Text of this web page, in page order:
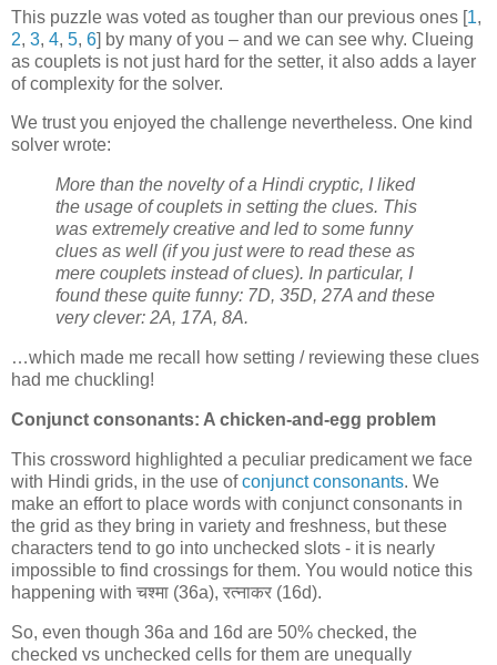
This puzzle was voted as tougher than our previous ones [1,
2, 3, 4, 5, 6] by many of you – and we can see why. Clueing
as couplets is not just hard for the setter, it also adds a layer
of complexity for the solver.
We trust you enjoyed the challenge nevertheless. One kind
solver wrote:
More than the novelty of a Hindi cryptic, I liked
the usage of couplets in setting the clues. This
was extremely creative and led to some funny
clues as well (if you just were to read these as
mere couplets instead of clues). In particular, I
found these quite funny: 7D, 35D, 27A and these
very clever: 2A, 17A, 8A.
…which made me recall how setting / reviewing these clues
had me chuckling!
Conjunct consonants: A chicken-and-egg problem
This crossword highlighted a peculiar predicament we face
with Hindi grids, in the use ofconjunct consonants. We
make an effort to place words with conjunct consonants in
the grid as they bring in variety and freshness, but these
characters tend to go into unchecked slots - it is nearly
impossible to find crossings for them. You would notice this
happening with चश्मा (36a), रत्नाकर (16d).
So, even though 36a and 16d are 50% checked, the
checked vs unchecked cells for them are unequally